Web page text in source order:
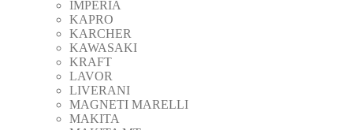
IMPERIA
KAPRO
KARCHER
KAWASAKI
KRAFT
LAVOR
LIVERANI
MAGNETI MARELLI
MAKITA